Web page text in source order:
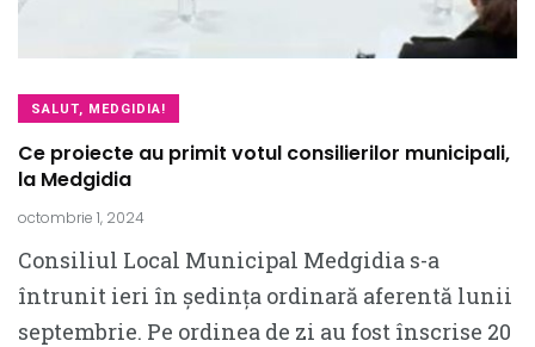
SALUT, MEDGIDIA!
Ce proiecte au primit votul consilierilor municipali,
la Medgidia
octombrie 1, 2024
Consiliul Local Municipal Medgidia s-a
întrunit ieri în ședința ordinară aferentă lunii
septembrie. Pe ordinea de zi au fost înscrise 20